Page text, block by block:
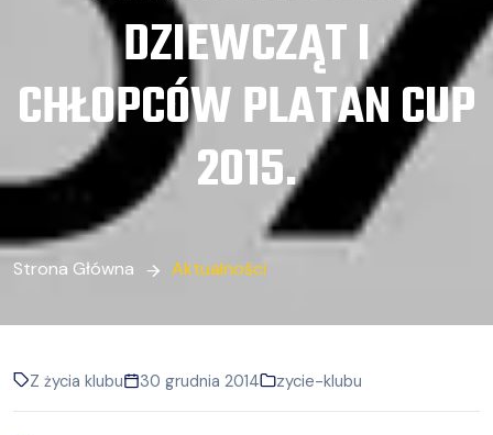
DZIEWCZĄT I
CHŁOPCÓW PLATAN CUP
2015.
Strona Główna Aktualności
Z życia klubu 30 grudnia 2014 zycie-klubu